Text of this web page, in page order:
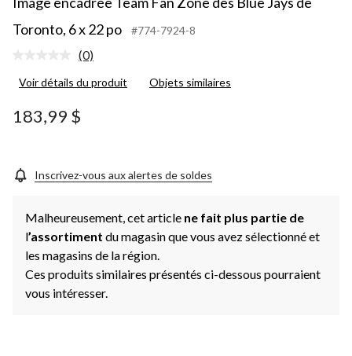
Toronto, 6 x 22 po
#774-7924-8
Aucune
pour
produit.
Lien
page.
(0)
Voir détails du produit Objets similaires
183,99 $
Inscrivez-vous aux alertes de soldes
Malheureusement, cet article ne fait plus partie de
l’assortiment du magasin que vous avez sélectionné et
les magasins de la région.
Ces produits similaires présentés ci-dessous pourraient
vous intéresser.